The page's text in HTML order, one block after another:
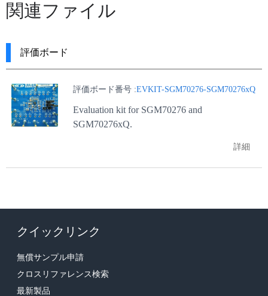
関連ファイル
評価ボード
評価ボード番号 :EVKIT-SGM70276-SGM70276xQ
Evaluation kit for SGM70276 and
SGM70276xQ.
詳細
クイックリンク
無償サンプル申請
クロスリファレンス検索
最新製品